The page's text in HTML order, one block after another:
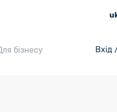
бізнесу Вхід